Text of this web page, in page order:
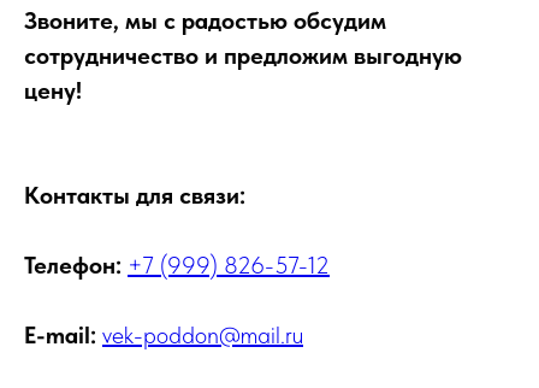
Звоните, мы с радостью обсудим
сотрудничество и предложим выгодную
цену!
Контакты для связи:
Телефон: +7 (999) 826-57-12
E-mail: vek-poddon@mail.ru